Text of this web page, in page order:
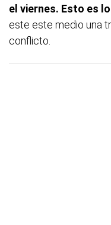
el viernes. Esto es
este este medio una
conflicto.